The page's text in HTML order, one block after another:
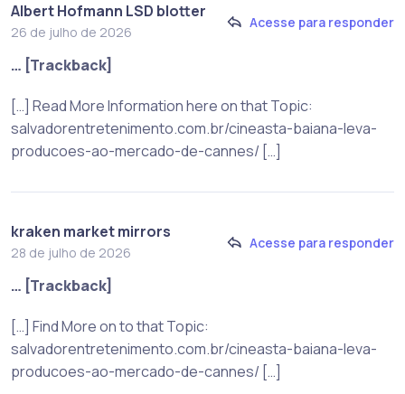
Albert Hofmann LSD blotter
26 de julho de 2026
Acesse para responder
… [Trackback]
[…] Read More Information here on that Topic:
salvadorentretenimento.com.br/cineasta-baiana-leva-
producoes-ao-mercado-de-cannes/ […]
kraken market mirrors
28 de julho de 2026
Acesse para responder
… [Trackback]
[…] Find More on to that Topic:
salvadorentretenimento.com.br/cineasta-baiana-leva-
producoes-ao-mercado-de-cannes/ […]